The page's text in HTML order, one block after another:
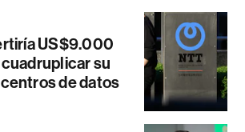
US$9.000
su
de datos